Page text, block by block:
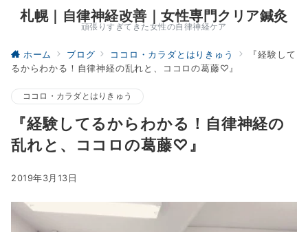
札幌｜自律神経改善｜女性専門クリア鍼灸
頑張りすぎてきた女性の自律神経ケア
ホーム ブログ ココロ・カラダとはりきゅう
『経験して
るからわかる！自律神経の乱れと、ココロの葛藤♡』
ココロ・カラダとはりきゅう
『経験してるからわかる！自律神経の
乱れと、ココロの葛藤♡』
2019年3月13日